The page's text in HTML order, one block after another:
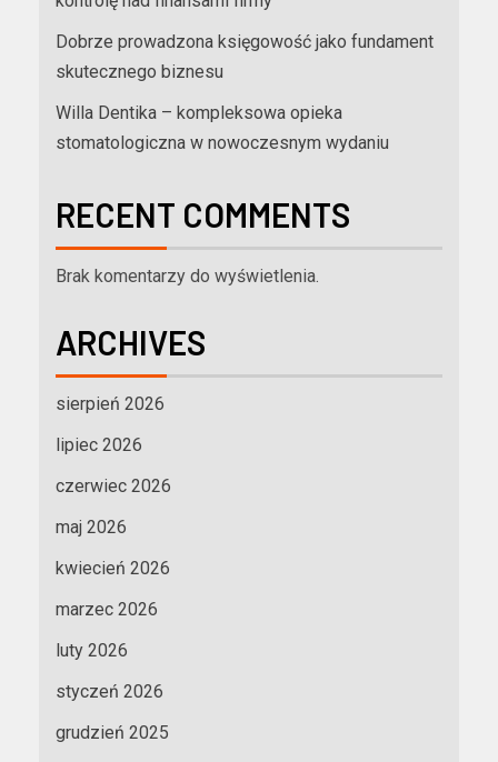
Dobrze prowadzona księgowość jako fundament
skutecznego biznesu
Willa Dentika – kompleksowa opieka
stomatologiczna w nowoczesnym wydaniu
RECENT COMMENTS
Brak komentarzy do wyświetlenia.
ARCHIVES
sierpień 2026
lipiec 2026
czerwiec 2026
maj 2026
kwiecień 2026
marzec 2026
luty 2026
styczeń 2026
grudzień 2025